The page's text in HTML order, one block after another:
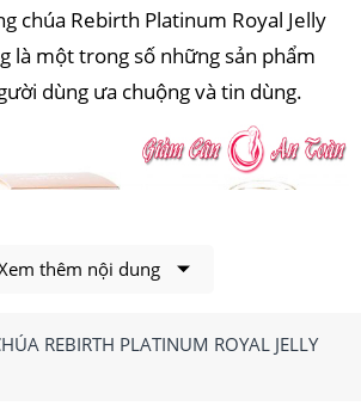
chúa Rebirth Platinum Royal Jelly
là một trong số những sản phẩm
dùng ưa chuộng và tin dùng.
thêm nội dung
REBIRTH PLATINUM ROYAL JELLY